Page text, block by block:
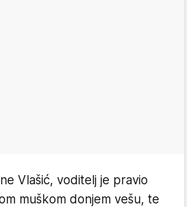
Vlašić, voditelj je pravio
muškom donjem vešu, te